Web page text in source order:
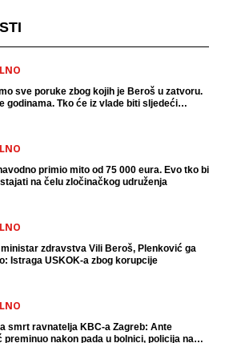
sve poruke zbog kojih je Beroš u zatvoru.
godinama. Tko će iz vlade biti sljedeći
primio mito od 75 000 eura. Evo tko bi
na čelu zločinačkog udruženja
zdravstva Vili Beroš, Plenković ga
Istraga USKOK-a zbog korupcije
smrt ravnatelja KBC-a Zagreb: Ante
preminuo nakon pada u bolnici, policija na